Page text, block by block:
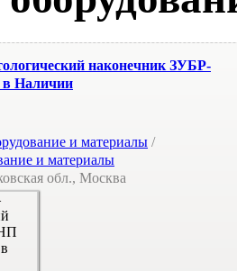
наконечник ЗУБР-
Наличии
и материалы /
и материалы
обл., Москва